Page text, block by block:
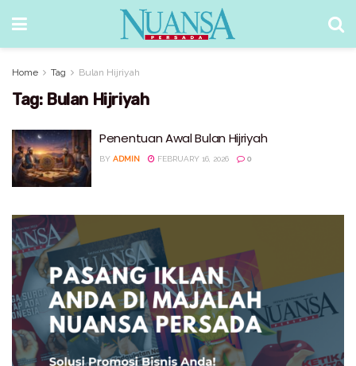
Home Tag Bulan Hijriyah
Tag: Bulan Hijriyah
Penentuan Awal Bulan Hijriyah
BY ADMIN FEBRUARY 16, 2026 0